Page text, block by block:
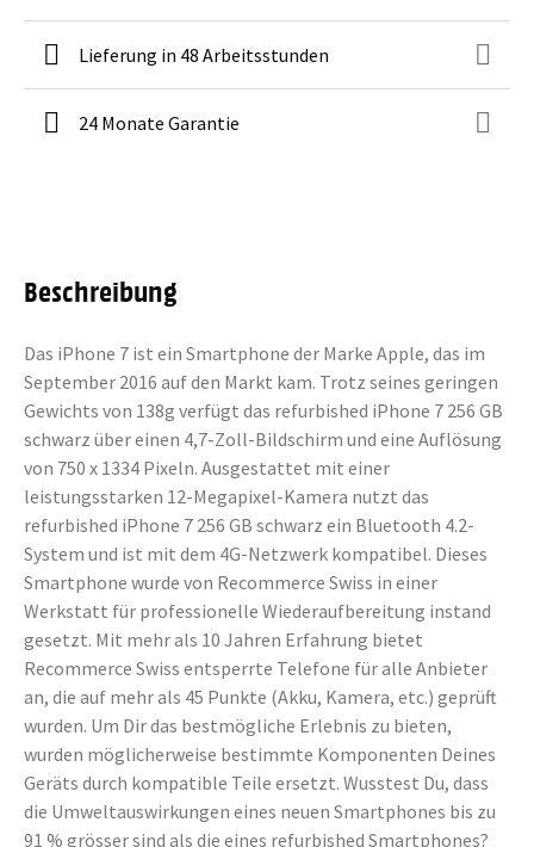
Lieferung in 48 Arbeitsstunden
24 Monate Garantie
Beschreibung
Das iPhone 7 ist ein Smartphone der Marke Apple, das im
September 2016 auf den Markt kam. Trotz seines geringen
Gewichts von 138g verfügt das refurbished iPhone 7 256 GB
schwarz über einen 4,7-Zoll-Bildschirm und eine Auflösung
von 750 x 1334 Pixeln. Ausgestattet mit einer
leistungsstarken 12-Megapixel-Kamera nutzt das
refurbished iPhone 7 256 GB schwarz ein Bluetooth 4.2-
System und ist mit dem 4G-Netzwerk kompatibel. Dieses
Smartphone wurde von Recommerce Swiss in einer
Werkstatt für professionelle Wiederaufbereitung instand
gesetzt. Mit mehr als 10 Jahren Erfahrung bietet
Recommerce Swiss entsperrte Telefone für alle Anbieter
an, die auf mehr als 45 Punkte (Akku, Kamera, etc.) geprüft
wurden. Um Dir das bestmögliche Erlebnis zu bieten,
wurden möglicherweise bestimmte Komponenten Deines
Geräts durch kompatible Teile ersetzt. Wusstest Du, dass
die Umweltauswirkungen eines neuen Smartphones bis zu
91 % grösser sind als die eines refurbished Smartphones?